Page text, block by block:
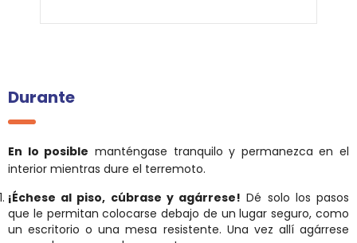
Durante
En lo posible manténgase tranquilo y permanezca en el
interior mientras dure el terremoto.
¡Échese al piso, cúbrase y agárrese! Dé solo los pasos
que le permitan colocarse debajo de un lugar seguro, como
un escritorio o una mesa resistente. Una vez allí agárrese